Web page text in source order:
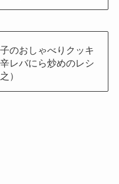
子のおしゃべりクッキ
レバにら炒めのレシ
）